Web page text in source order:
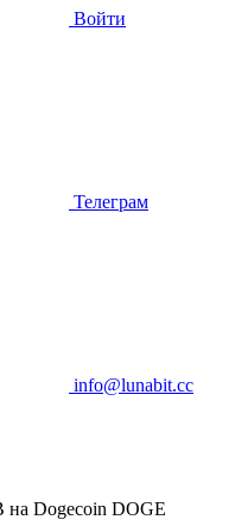
Войти
Телеграм
info@lunabit.cc
на Dogecoin DOGE